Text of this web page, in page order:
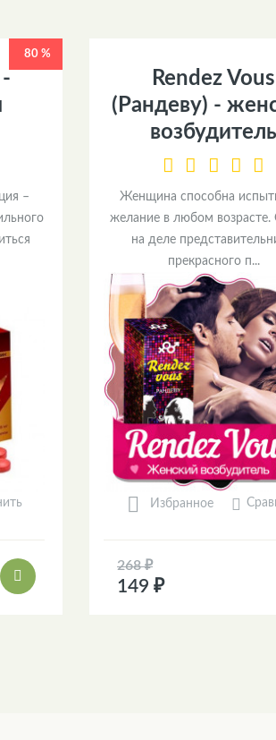
80 %
–
Rendez Vous
(Рандеву) -
возбудитель
Женщина способна
желание в любом возрасте.
на деле
прекрасного п...
Избранное
268 ₽
149 ₽